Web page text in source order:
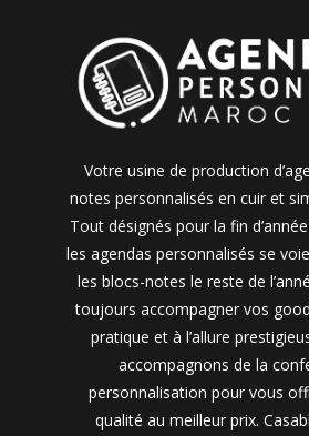
Votre usine de production
notes personnalisés en cuir et
Tout désignés pour la fin
les agendas personnalisés se
les blocs-notes le reste de
toujours accompagner vos
pratique et à l’allure
accompagnons de la
personnalisation pour vous
qualité au meilleur prix.